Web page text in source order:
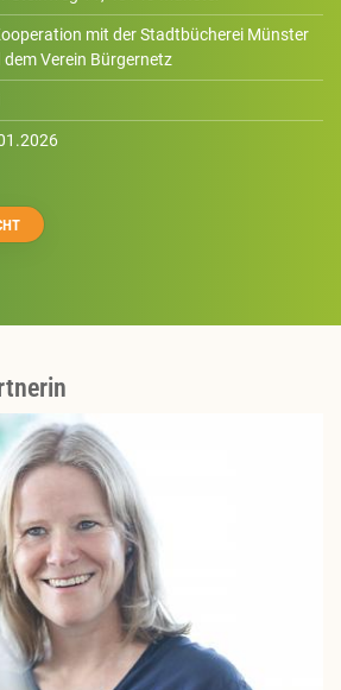
mit der Stadtbücherei Münster
dem Verein Bürgernetz